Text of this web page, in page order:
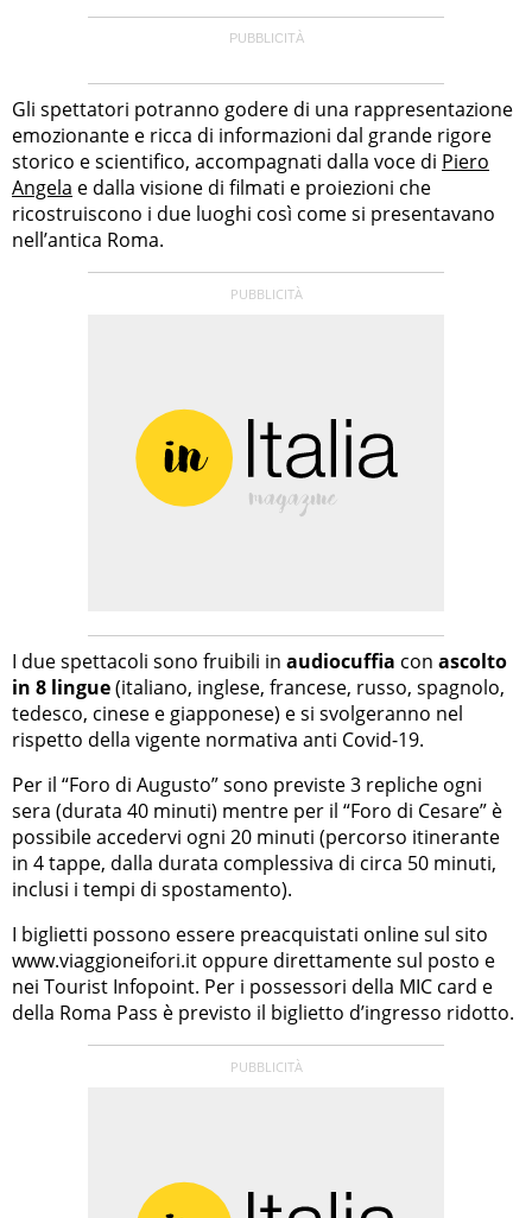
Gli spettatori potranno godere di una rappresentazione
emozionante e ricca di informazioni dal grande rigore
storico e scientifico, accompagnati dalla voce di Piero
Angela e dalla visione di filmati e proiezioni che
ricostruiscono i due luoghi così come si presentavano
nell’antica Roma.
I due spettacoli sono fruibili in audiocuffia con ascolto
in 8 lingue(italiano, inglese, francese, russo, spagnolo,
tedesco, cinese e giapponese) e si svolgeranno nel
rispetto della vigente normativa anti Covid-19.
Per il “Foro di Augusto” sono previste 3 repliche ogni
sera (durata 40 minuti) mentre per il “Foro di Cesare” è
possibile accedervi ogni 20 minuti (percorso itinerante
in 4 tappe, dalla durata complessiva di circa 50 minuti,
inclusi i tempi di spostamento).
I biglietti possono essere preacquistati online sul sito
www.viaggioneifori.it oppure direttamente sul posto e
nei Tourist Infopoint. Per i possessori della MIC card e
della Roma Pass è previsto il biglietto d’ingresso ridotto.